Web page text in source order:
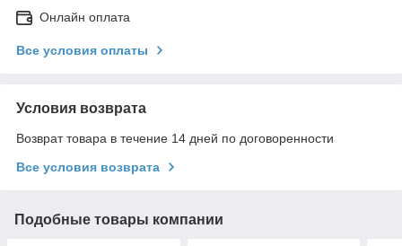
Онлайн оплата
Все условия оплаты
Условия возврата
Возврат товара в течение 14 дней по договоренности
Все условия возврата
Подобные товары компании